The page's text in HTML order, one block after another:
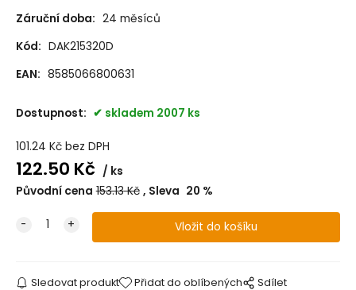
Záruční doba: 24 měsíců
Kód: DAK215320D
EAN: 8585066800631
Dostupnost: skladem 2007 ks
101.24 Kč bez DPH
122.50 Kč
ks
Původní cena 153.13Kč Sleva 20 %
Sledovat produkt Přidat do oblíbených Sdílet